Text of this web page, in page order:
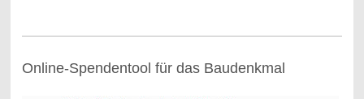
Online-Spendentool für das Baudenkmal